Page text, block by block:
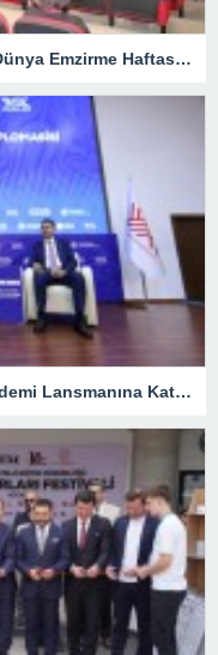
Lüleburgaz Devlet Hastanesi’nden Dünya Emzirme Haftası Katılımı
KLÜ Rektörü Rengin Ak, COP31 Akademi Lansmanına Katıldı